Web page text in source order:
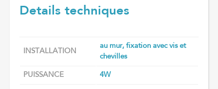
Details techniques
INSTALLATION
au mur, fixation avec vis et
chevilles
PUISSANCE 4W